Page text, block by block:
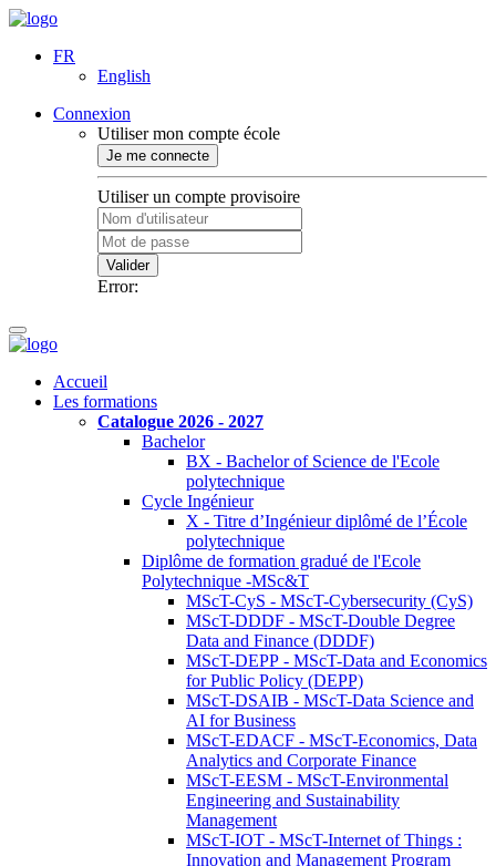
FR
English
Connexion
Utiliser mon compte école
Je me connecte
Utiliser un compte provisoire
Valider
Error:
Accueil
Les formations
Catalogue 2026 - 2027
Bachelor
BX - Bachelor of Science de l'Ecole
polytechnique
Cycle Ingénieur
X - Titre d’Ingénieur diplômé de l’École
polytechnique
Diplôme de formation gradué de l'Ecole
Polytechnique -MSc&T
MScT-CyS - MScT-Cybersecurity (CyS)
MScT-DDDF - MScT-Double Degree
Data and Finance (DDDF)
MScT-DEPP - MScT-Data and Economics
for Public Policy (DEPP)
MScT-DSAIB - MScT-Data Science and
AI for Business
MScT-EDACF - MScT-Economics, Data
Analytics and Corporate Finance
MScT-EESM - MScT-Environmental
Engineering and Sustainability
Management
MScT-IOT - MScT-Internet of Things :
Innovation and Management Program